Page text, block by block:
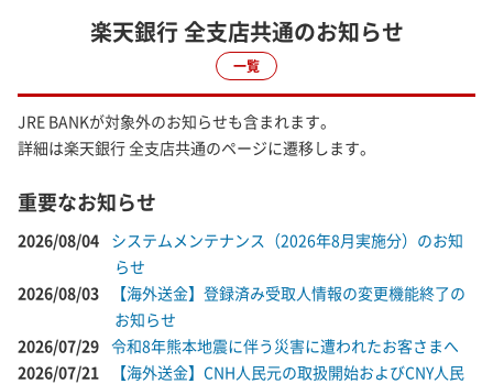
楽天銀行 全支店共通のお知らせ
一覧
JRE BANKが対象外のお知らせも含まれます。
詳細は楽天銀行 全支店共通のページに遷移します。
重要なお知らせ
2026/08/04 システムメンテナンス（2026年8月実施分）のお知
らせ
2026/08/03
【海外送金】登録済み受取人情報の変更機能終了の
お知らせ
2026/07/29 令和8年熊本地震に伴う災害に遭われたお客さまへ
2026/07/21
【海外送金】CNH人民元の取扱開始およびCNY人民